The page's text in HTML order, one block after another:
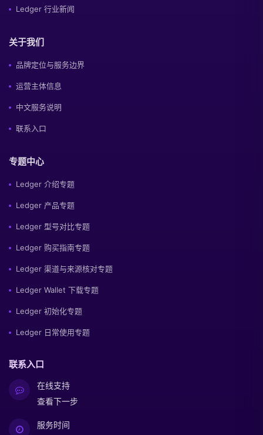
Ledger 行业新闻
关于我们
品牌定位与服务边界
运营主体信息
中文服务说明
联系入口
专题中心
Ledger 介绍专题
Ledger 产品专题
Ledger 型号对比专题
Ledger 购买指南专题
Ledger 渠道与来源核对专题
Ledger Wallet 下载专题
Ledger 初始化专题
Ledger 日常使用专题
联系入口
在线支持
查看下一步
服务时间